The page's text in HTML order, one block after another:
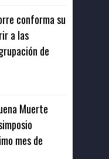
conforma su
a las
de
Muerte
mes de